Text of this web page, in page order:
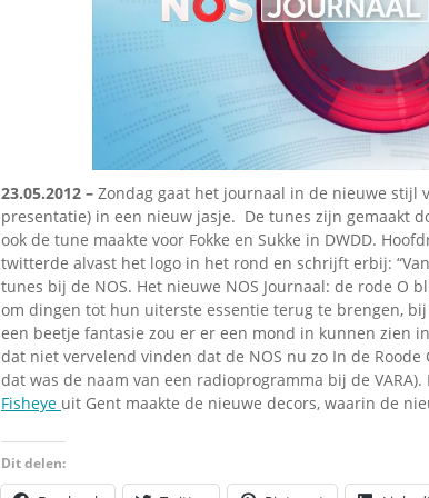
Vaak
23.05.2012 – Zondag gaat het journaal in de nieuwe stijl
presentatie) in een nieuw jasje. De tunes zijn gemaakt
ook de tune maakte voor Fokke en Sukke in DWDD.
twitterde alvast het logo in het rond en schrijft erbij:
tunes bij de NOS. Het nieuwe NOS Journaal: de rode O
om dingen tot hun uiterste essentie terug te brengen,
een beetje fantasie zou er er een mond in kunnen zien
dat niet vervelend vinden dat de NOS nu zo In de
dat was de naam van een radioprogramma bij de
Fisheye uit Gent maakte de nieuwe decors, waarin de
Dit delen: